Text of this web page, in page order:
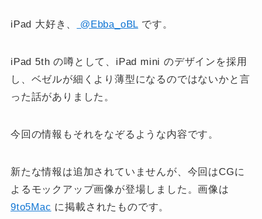
iPad 大好き、 @Ebba_oBL です。
iPad 5th の噂として、iPad mini のデザインを採用
し、ベゼルが細くより薄型になるのではないかと言
った話がありました。
今回の情報もそれをなぞるような内容です。
新たな情報は追加されていませんが、今回はCGに
よるモックアップ画像が登場しました。画像は
9to5Mac に掲載されたものです。